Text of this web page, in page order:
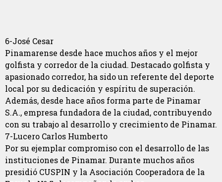
6-José Cesar
Pinamarense desde hace muchos años y el mejor
golfista y corredor de la ciudad. Destacado golfista y
apasionado corredor, ha sido un referente del deporte
local por su dedicación y espíritu de superación.
Además, desde hace años forma parte de Pinamar
S.A., empresa fundadora de la ciudad, contribuyendo
con su trabajo al desarrollo y crecimiento de Pinamar.
7-Lucero Carlos Humberto
Por su ejemplar compromiso con el desarrollo de las
instituciones de Pinamar. Durante muchos años
presidió CUSPIN y la Asociación Cooperadora de la